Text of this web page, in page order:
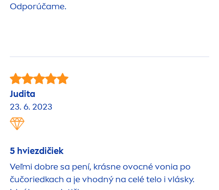
Odporúčame.
Judita
23. 6. 2023
5 hviezdičiek
Veľmi dobre sa pení, krásne ovocné vonia po
čučoriedkach a je vhodný na celé telo i vlásky.